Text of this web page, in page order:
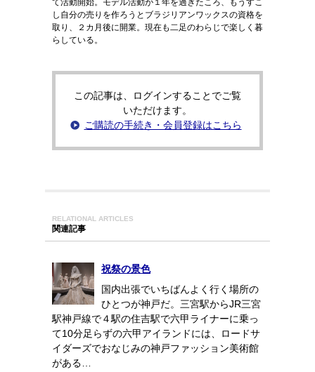
て活動開始。モデル活動が１年を過ぎたころ、もうすこ
し自分の売りを作ろうとブラジリアンワックスの資格を
取り、２カ月後に開業。現在も二足のわらじで楽しく暮
らしている。
この記事は、ログインすることでご覧
いただけます。
ご購読の手続き・会員登録はこちら
RELATIONAL ARTICLES
関連記事
祝祭の景色
国内出張でいちばんよく行く場所の
ひとつが神戸だ。三宮駅からJR三宮
駅神戸線で４駅の住吉駅で六甲ライナーに乗っ
て10分足らずの六甲アイランドには、ロードサ
イダーズでおなじみの神戸ファッション美術館
がある…